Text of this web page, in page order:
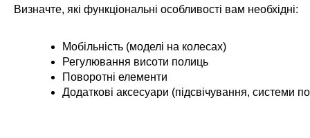
Визначте, які функціональні особливості вам необхідні:
Мобільність (моделі на колесах)
Регулювання висоти полиць
Поворотні елементи
Додаткові аксесуари (підсвічування, системи